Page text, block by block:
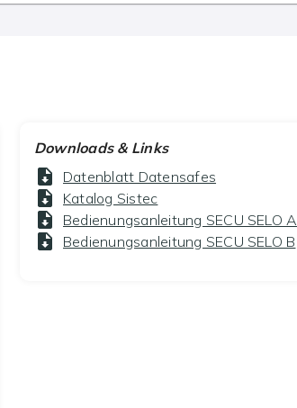
Downloads & Links
Datenblatt Datensafes
Katalog Sistec
Bedienungsanleitung SECU SELO A
Bedienungsanleitung SECU SELO B